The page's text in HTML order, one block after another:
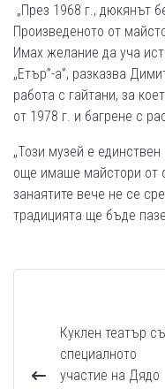
„През 1968 г., дюкянът
Произведеното от
Имах желание да уча
„Етър”-а”, разказва
работа с гайтани, за
от 1978 г. и багрене с
„Този музей е
още имаше майстори от
занаятите вече не се
традицията ще бъде
Куклен театър
специалното
участие на Дядо